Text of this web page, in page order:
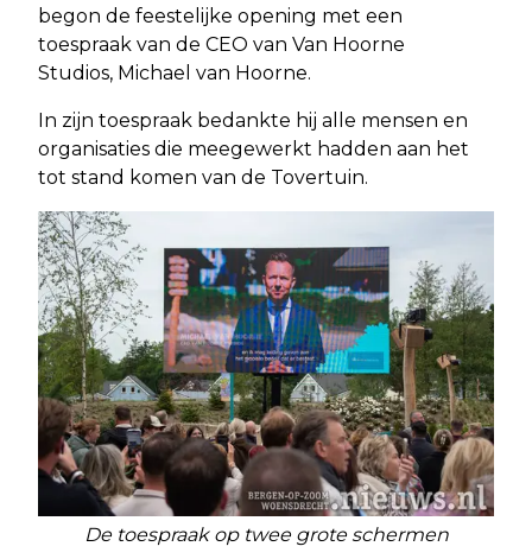
begon de feestelijke opening met een
toespraak van de CEO van Van Hoorne
Studios, Michael van Hoorne.
In zijn toespraak bedankte hij alle mensen en
organisaties die meegewerkt hadden aan het
tot stand komen van de Tovertuin.
De toespraak op twee grote schermen